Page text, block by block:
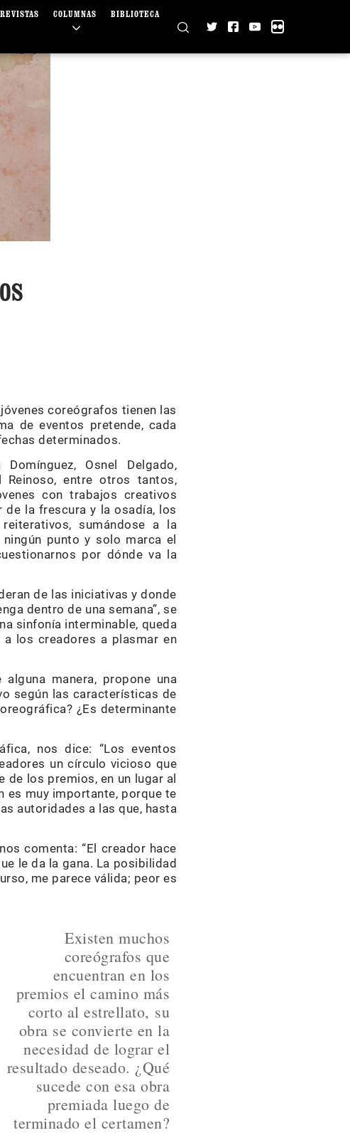
COLUMNAS BIBLIOTECA
coreógrafos tienen las
de eventos pretende, cada
determinados.
Osnel Delgado,
Reinoso, entre otros tantos,
con trabajos creativos
de la frescura y la osadía, los
sumándose a la
punto y solo marca el
por dónde va la
de las iniciativas y donde
dentro de una semana”, se
sinfonía interminable, queda
los creadores a plasmar en
manera, propone una
según las características de
¿Es determinante
nos dice: “Los eventos
un círculo vicioso que
los premios, en un lugar al
es muy importante, porque te
autoridades a las que, hasta
comenta: “El creador hace
le da la gana. La posibilidad
me parece válida; peor es
Existen muchos
coreógrafos que
encuentran en los
premios el camino más
corto al estrellato, su
obra se convierte en la
necesidad de lograr el
resultado deseado. ¿Qué
sucede con esa obra
premiada luego de
terminado el certamen?